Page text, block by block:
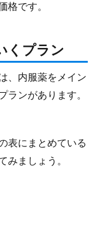
格です。
くプラン
、内服薬をメイン
ランがあります。
表にまとめている
みましょう。